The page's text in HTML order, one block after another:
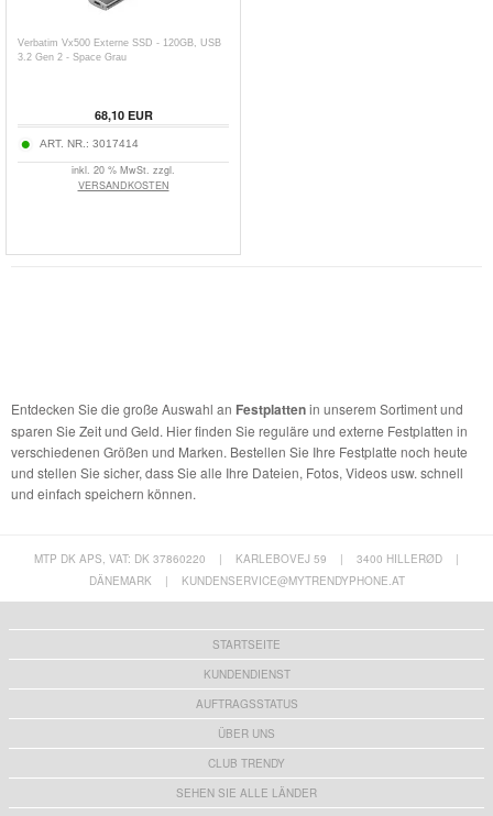
Verbatim Vx500 Externe SSD - 120GB, USB
3.2 Gen 2 - Space Grau
68,10EUR
ART. NR.: 3017414
inkl. 20 % MwSt. zzgl.
VERSANDKOSTEN
Entdecken Sie die große Auswahl an Festplattenin unserem Sortiment und
sparen Sie Zeit und Geld. Hier finden Sie reguläre und externe Festplatten in
verschiedenen Größen und Marken. Bestellen Sie Ihre Festplatte noch heute
und stellen Sie sicher, dass Sie alle Ihre Dateien, Fotos, Videos usw. schnell
und einfach speichern können.
MTP DK APS, VAT: DK 37860220 | KARLEBOVEJ 59 | 3400 HILLERØD
|
DÄNEMARK
| KUNDENSERVICE@MYTRENDYPHONE.AT
STARTSEITE
KUNDENDIENST
AUFTRAGSSTATUS
ÜBER UNS
CLUB TRENDY
SEHEN SIE ALLE LÄNDER